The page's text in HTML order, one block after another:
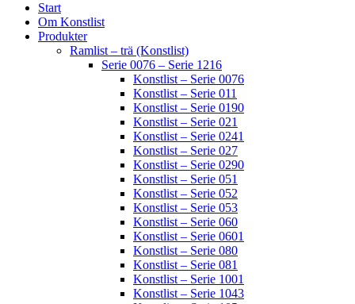
Start
Om Konstlist
Produkter
Ramlist – trä (Konstlist)
Serie 0076 – Serie 1216
Konstlist – Serie 0076
Konstlist – Serie 011
Konstlist – Serie 0190
Konstlist – Serie 021
Konstlist – Serie 0241
Konstlist – Serie 027
Konstlist – Serie 0290
Konstlist – Serie 051
Konstlist – Serie 052
Konstlist – Serie 053
Konstlist – Serie 060
Konstlist – Serie 0601
Konstlist – Serie 080
Konstlist – Serie 081
Konstlist – Serie 1001
Konstlist – Serie 1043